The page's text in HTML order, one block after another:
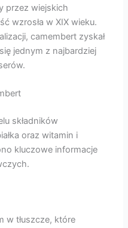
przez wiejskich
wzrosła w XIX wieku.
camembert zyskał
jednym z najbardziej
składników
oraz witamin i
kluczowe informacje
w tłuszcze, które